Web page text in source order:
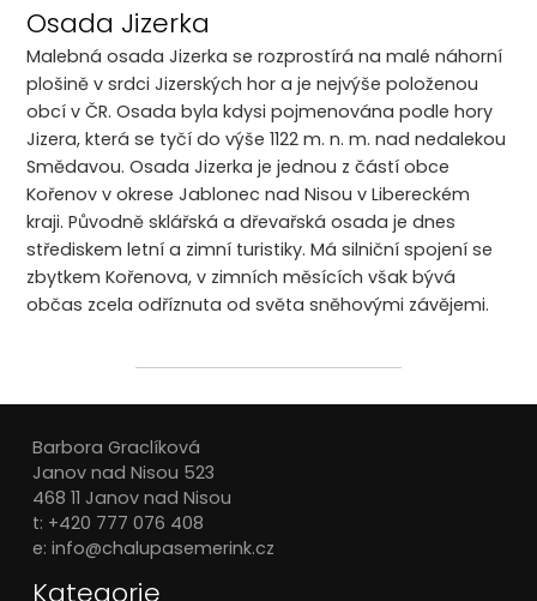
Osada Jizerka
Malebná osada Jizerka se rozprostírá na malé náhorní
plošině v srdci Jizerských hor a je nejvýše položenou
obcí v ČR. Osada byla kdysi pojmenována podle hory
Jizera, která se tyčí do výše 1122 m. n. m. nad nedalekou
Smědavou. Osada Jizerka je jednou z částí obce
Kořenov v okrese Jablonec nad Nisou v Libereckém
kraji. Původně sklářská a dřevařská osada je dnes
střediskem letní a zimní turistiky. Má silniční spojení se
zbytkem Kořenova, v zimních měsících však bývá
občas zcela odříznuta od světa sněhovými závějemi.
Barbora Graclíková
Janov nad Nisou 523
468 11 Janov nad Nisou
t: +420 777 076 408
e: info@chalupasemerink.cz
Kategorie